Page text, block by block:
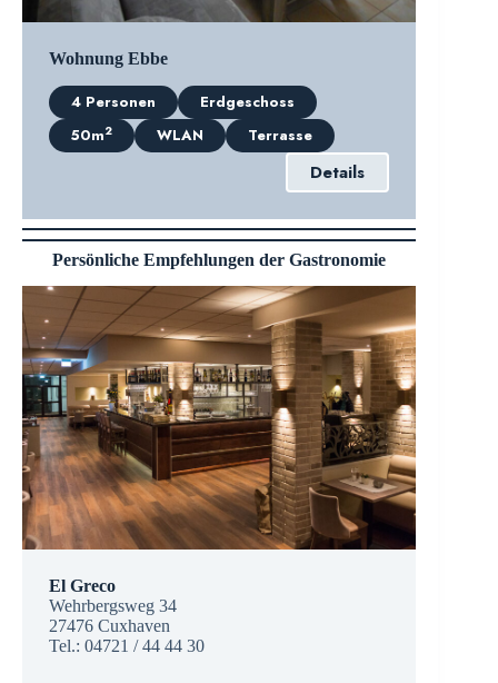
Wohnung Ebbe
4 Personen
Erdgeschoss
50m2 WLAN Terrasse
Details
Persönliche Empfehlungen der Gastronomie
El Greco
Wehrbergsweg 34
27476 Cuxhaven
Tel.: 04721 / 44 44 30